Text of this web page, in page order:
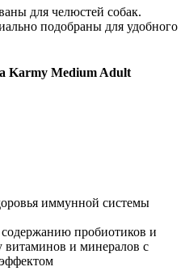
для челюстей собак.
подобраны для удобного
Karmy Medium Adult
иммунной системы
содержанию пробиотиков и
витаминов и минералов с